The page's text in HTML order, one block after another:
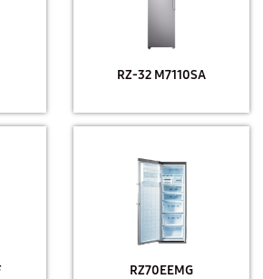
RZ-32 M7110SA
RZ70EEMG